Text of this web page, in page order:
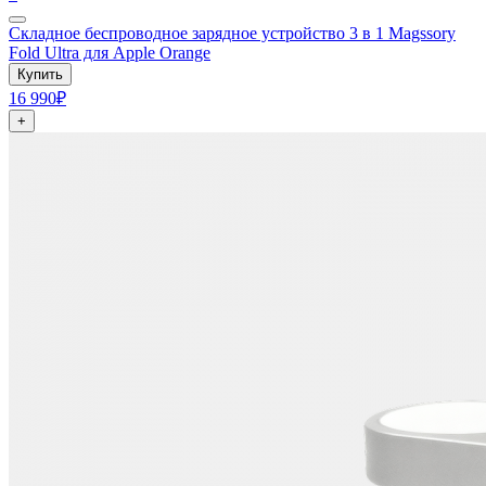
Складное беспроводное зарядное устройство 3 в 1 Magssory
Fold Ultra для Apple Orange
Купить
16 990₽
+